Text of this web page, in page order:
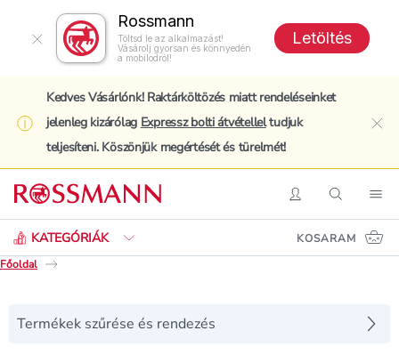
Rossmann
Töltsd le az alkalmazást!
Vásárolj gyorsan és könnyedén
a mobilodról!
Letöltés
Kedves Vásárlónk! Raktárköltözés miatt rendeléseinket
jelenleg kizárólag Expressz bolti átvételleltudjuk
teljesíteni. Köszönjük megértését és türelmét!
BelépésKeresés
KATEGÓRIÁK
Keresés
KOSARAM
Főoldal
Termékek szűrése és rendezés